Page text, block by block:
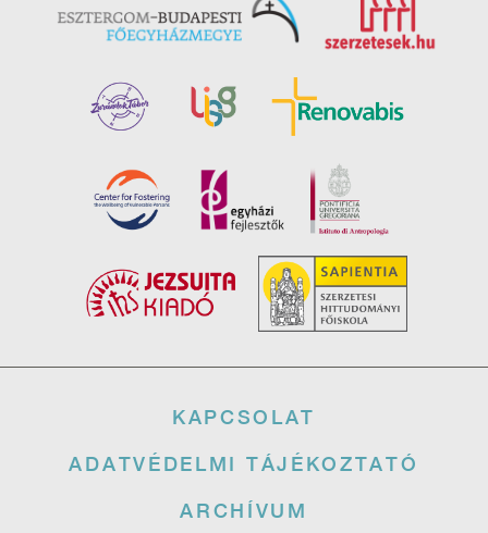
KAPCSOLAT
ADATVÉDELMI TÁJÉKOZTATÓ
ARCHÍVUM